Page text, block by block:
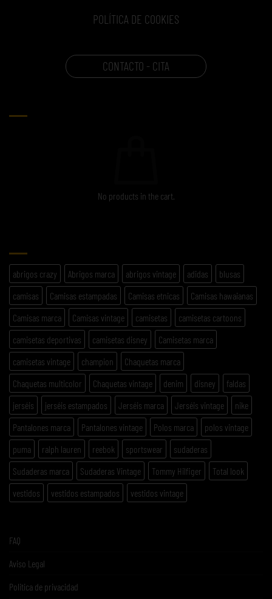
POLÍTICA DE COOKIES
CONTACTO - CITA
No products in the cart.
abrigos crazy Abrigos marca abrigos vintage adidas
blusas
camisas
Camisas estampadas Camisas etnicas
Camisas hawaianas
Camisas marca
Camisas vintage camisetas
camisetas cartoons
camisetas deportivas
camisetas disney
Camisetas marca
camisetas vintage
champion
Chaquetas marca
Chaquetas multicolor
Chaquetas vintage denim disney
faldas
jerséis
jerséis estampados Jerséis marca Jerséis vintage
nike
Pantalones marca
Pantalones vintage Polos marca
polos vintage
puma
ralph lauren reebok sportswear
sudaderas
Sudaderas marca
Sudaderas Vintage Tommy Hilfiger
Total look
vestidos
vestidos estampados vestidos vintage
FAQ
Aviso Legal
Politica de privacidad